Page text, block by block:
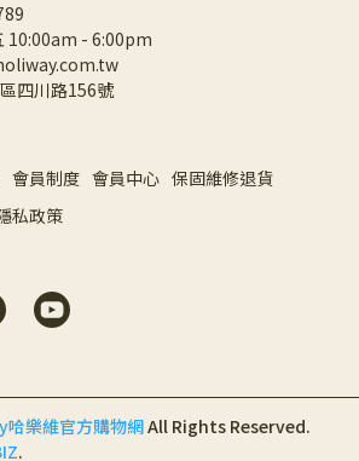
10:00am - 6:00pm
四川路156號
會員制度 會員中心 保固維修退貨
私政策
樂維官方購物網All Rights Reserved.
.